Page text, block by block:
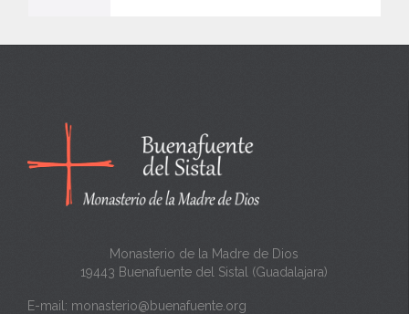
n
a
Monasterio de la Madre de Dios
19443 Buenafuente del Sistal (Guadalajara)
E-mail: monasterio@buenafuente.org